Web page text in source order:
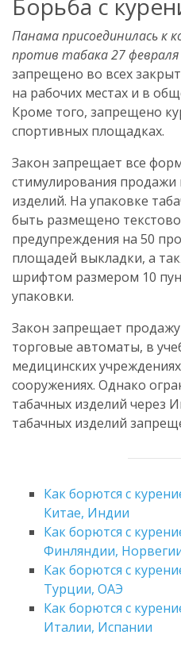
Борьба с
Панама присоединилась к
против табака 27 февраля
запрещено во всех
на рабочих местах и в
Кроме того, запрещено
спортивных площадках.
Закон запрещает все
стимулирования продажи
изделий. На упаковке
быть размещено
предупреждения на 50
площадей выкладки, а
шрифтом размером 10
упаковки.
Закон запрещает
торговые автоматы, в
медицинских
сооружениях. Однако
табачных изделий через
табачных изделий
Как борются с
Китае, Индии
Как борются с
Финляндии,
Как борются с
Турции, ОАЭ
Как борются с
Италии, Испании